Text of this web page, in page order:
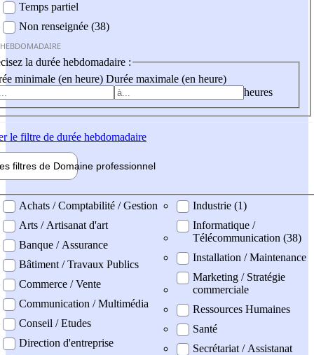
Temps partiel
Non renseignée (38)
la durée hebdomadaire :
minimale (en heure) Durée maximale (en heure)
heures
le filtre de durée hebdomadaire
filtres de Domaine professionnel
professionel
Achats / Comptabilité / Gestion
Arts / Artisanat d'art
Banque / Assurance
Bâtiment / Travaux Publics
Commerce / Vente
Communication / Multimédia
Conseil / Etudes
Direction d'entreprise
Industrie (1)
Informatique /
Télécommunication (38)
Installation / Maintenance
Marketing / Stratégie
commerciale
Ressources Humaines
Santé
Secrétariat / Assistanat